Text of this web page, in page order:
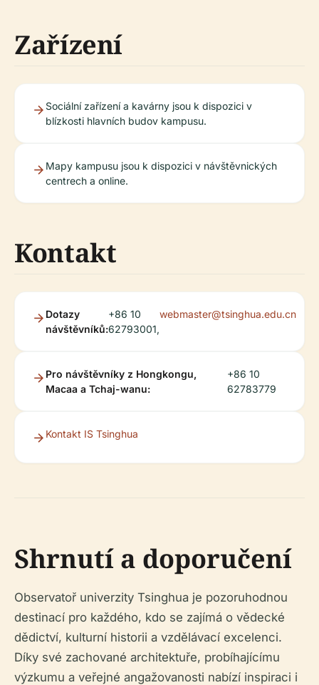
Zařízení
Sociální zařízení a kavárny jsou k dispozici v
blízkosti hlavních budov kampusu.
Mapy kampusu jsou k dispozici v návštěvnických
centrech a online.
Kontakt
Dotazy
návštěvníků:
+86 10
62793001,
webmaster@tsinghua.edu.cn
Pro návštěvníky z Hongkongu,
Macaa a Tchaj-wanu:
+86 10
62783779
Kontakt IS Tsinghua
Shrnutí a doporučení
Observatoř univerzity Tsinghua je pozoruhodnou
destinací pro každého, kdo se zajímá o vědecké
dědictví, kulturní historii a vzdělávací excelenci.
Díky své zachované architektuře, probíhajícímu
výzkumu a veřejné angažovanosti nabízí inspiraci i